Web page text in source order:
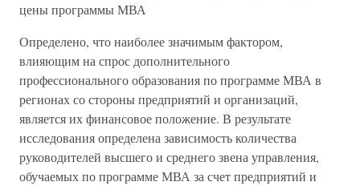
цены программы МВА
Определено, что наиболее значимым фактором,
влияющим на спрос дополнительного
профессионального образования по программе МВА в
регионах со стороны предприятий и организаций,
является их финансовое положение. В результате
исследования определена зависимость количества
руководителей высшего и среднего звена управления,
обучаемых по программе МВА за счет предприятий и